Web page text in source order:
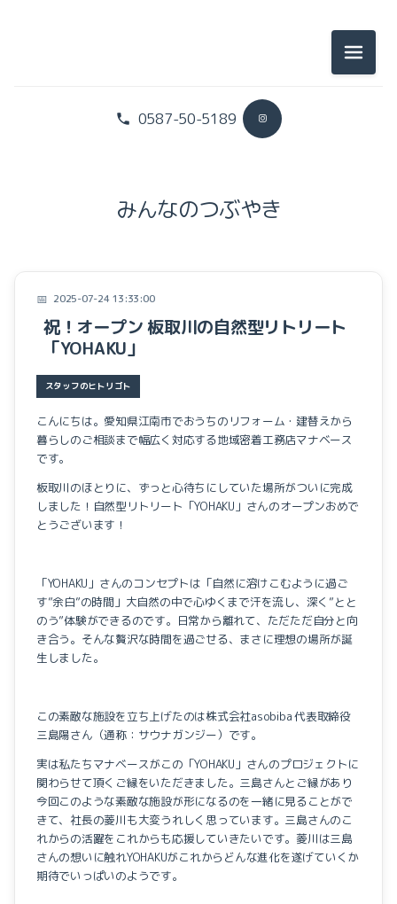
0587-50-5189
スタッフのヒトリゴト
イベントのこと
メニュ
みんなのつぶやき
2025-07-24 13:33:00
祝！オープン 板取川の自然型リトリート
「YOHAKU」
スタッフのヒトリゴト
こんにちは。愛知県江南市でおうちのリフォーム・建替えから
暮らしのご相談まで幅広く対応する地域密着工務店マナベース
です。
板取川のほとりに、ずっと心待ちにしていた場所がついに完成
しました！自然型リトリート「YOHAKU」さんのオープンおめで
とうございます！
「YOHAKU」さんのコンセプトは「自然に溶けこむように過ご
す”余白”の時間」大自然の中で心ゆくまで汗を流し、深く”とと
のう”体験ができるのです。日常から離れて、ただただ自分と向
き合う。そんな贅沢な時間を過ごせる、まさに理想の場所が誕
生しました。
この素敵な施設を立ち上げたのは株式会社asobiba 代表取締役
三島陽さん（通称：サウナガンジー）です。
実は私たちマナベースがこの「YOHAKU」さんのプロジェクトに
関わらせて頂くご縁をいただきました。三島さんとご縁があり
今回このような素敵な施設が形になるのを一緒に見ることがで
きて、社長の菱川も大変うれしく思っています。三島さんのこ
れからの活躍をこれからも応援していきたいです。菱川は三島
さんの想いに触れYOHAKUがこれからどんな進化を遂げていくか
期待でいっぱいのようです。